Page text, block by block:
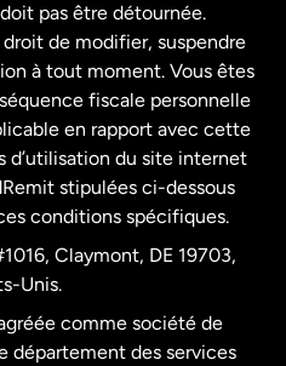
pas être détournée.
de modifier, suspendre
à tout moment. Vous êtes
fiscale personnelle
en rapport avec cette
d’utilisation du site internet
stipulées ci-dessous
conditions spécifiques.
Claymont, DE 19703,
Unis.
comme société de
département des services